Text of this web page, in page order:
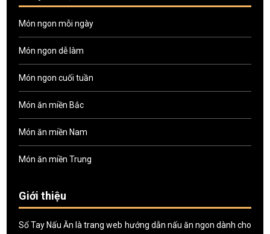
Món ngon mỗi ngày
Món ngon dễ làm
Món ngon cuối tuần
Món ăn miền Bắc
Món ăn miền Nam
Món ăn miền Trung
Giới thiệu
Sổ Tay Nấu Ăn là trang web hướng dẫn nấu ăn ngon dành cho